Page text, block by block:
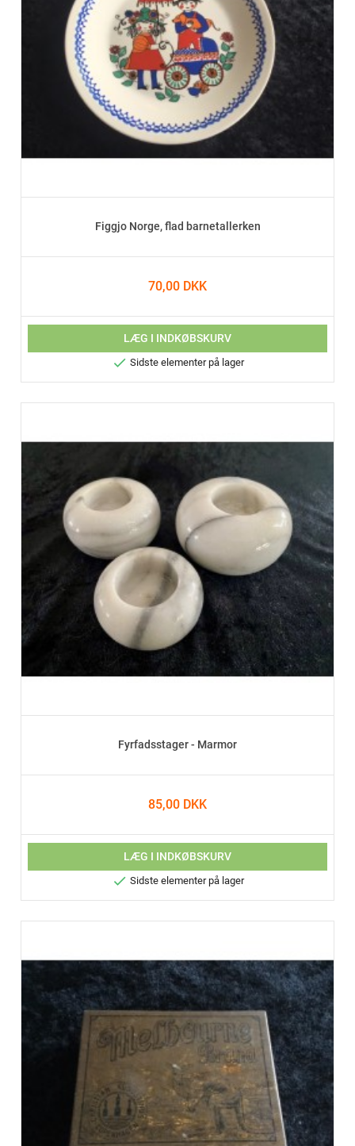
Figgjo Norge, flad barnetallerken
70,00 DKK
LÆG I INDKØBSKURV
 Sidste elementer på lager
Fyrfadsstager - Marmor
85,00 DKK
LÆG I INDKØBSKURV
 Sidste elementer på lager